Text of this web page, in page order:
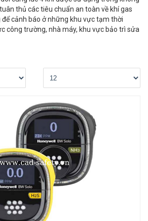
thủ các tiêu chuẩn an toàn về khí gas
để cảnh báo ở những khu vực tạm thời
công trường, nhà máy, khu vực bảo trì sửa